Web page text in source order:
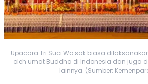
Upacara Tri Suci Waisak biasa
oleh umat Buddha di Indonesia dan juga
lainnya. (Sumber: